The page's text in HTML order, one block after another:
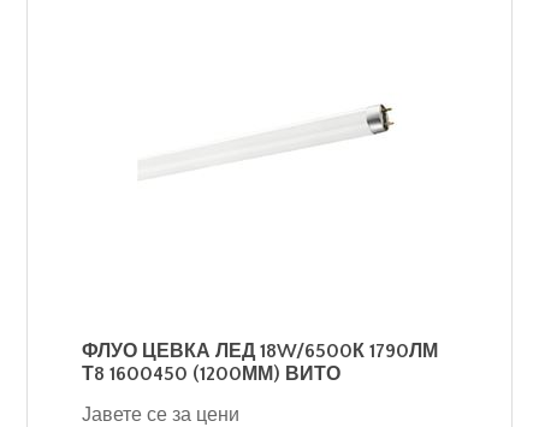
ФЛУО ЦЕВКА ЛЕД 18W/6500К 1790ЛМ
Т8 1600450 (1200ММ) ВИТО
Јавете се за цени